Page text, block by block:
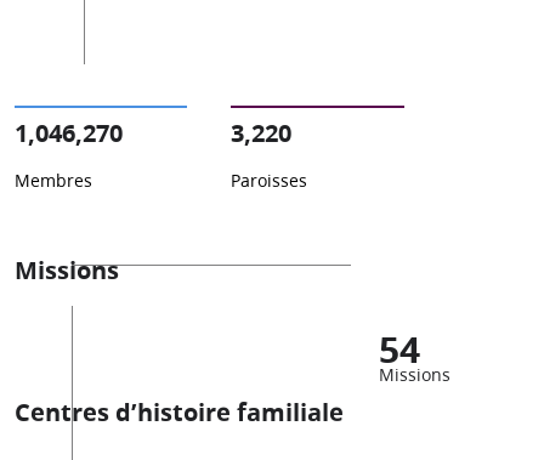
1,046,270
Membres
3,220
Paroisses
Missions
54
Missions
Centres d’histoire familiale